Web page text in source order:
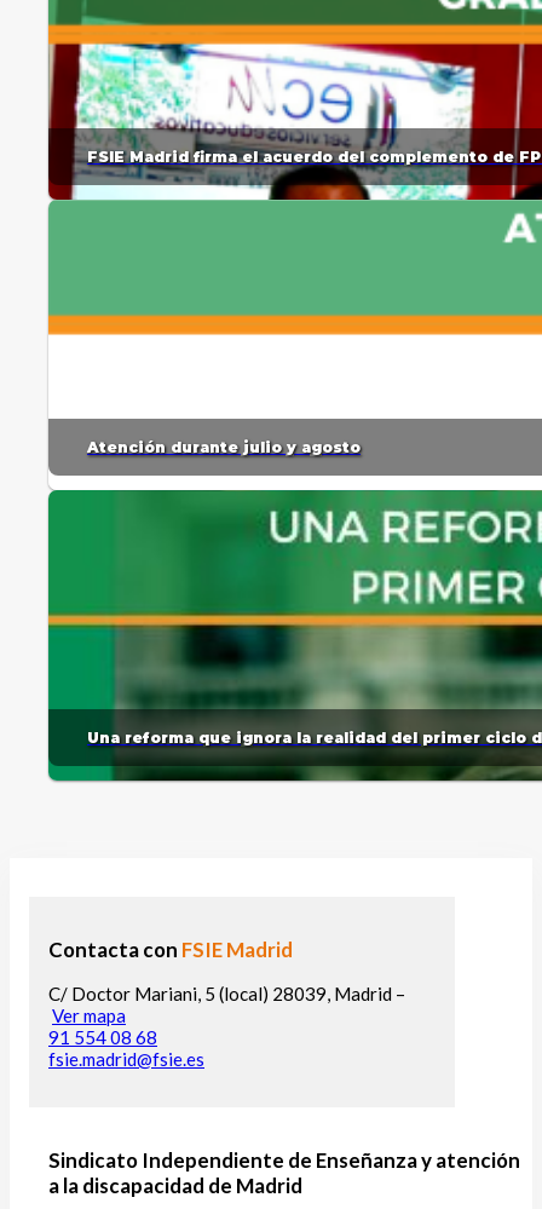
FSIE Madrid firma el acuerdo del complemento de
Atención durante julio y agosto
Una reforma que ignora la realidad del primer ciclo
Contacta con FSIE Madrid
C/ Doctor Mariani, 5 (local) 28039, Madrid –
Ver mapa
91 554 08 68
fsie.madrid@fsie.es
Sindicato Independiente de Enseñanza y atención
a la discapacidad de Madrid